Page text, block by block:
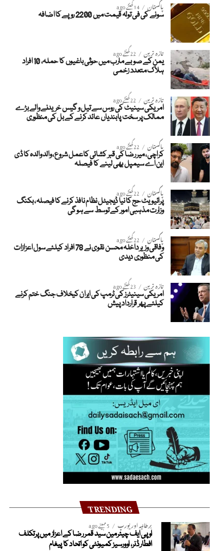
پاکستان 14 گھنٹے ago
سونے کی فی تولہ قیمت میں 2200 روپے کا اضافہ
تازہ ترین 22 گھنٹے ago
یمن کے صوبے مارب میں حوثی باغیوں کا حملہ، 10 افراد
ہلاک متعدد زخمی
تازہ ترین 22 گھنٹے ago
امریکی سینیٹ کی روس سے تیل و گیس خریدنے والے بڑے
ممالک پر سخت پابندیاں عائد کرنے کے بل کی منظوری
پاکستان 22 گھنٹے ago
کراچی، میر رضا کی قبر کشائی کاعمل شروع، والد والدہ کا ڈی
این اے سیمپل بھی لینے کا فیصلہ
پاکستان 22 گھنٹے ago
پرائیویٹ حج کا نیا ڈیجیٹل نظام نافذ کرنے کا فیصلہ، بکنگ
وزارت مذہبی امور کے توسط سے ہوگی
پاکستان 22 گھنٹے ago
وفاقی وزیر داخلہ محسن نقوی نے 78 افراد کیلئے سول اعزازات
کی منظوری دیدی
تازہ ترین 23 گھنٹے ago
امریکی سینیٹرز کی ٹرمپ کی ایران کیخلاف جنگ ختم کرنے
کیلئے پھر قرارداد پیش
TRENDING
برطانیہ اور یورپ 5 مہینے ago
او پی ایف چیئرمین سید قمر رضا کے اعزاز میں پرتکلف
افطار ڈنر، اوورسیز کمیونٹی کو اتحاد کا پیغام